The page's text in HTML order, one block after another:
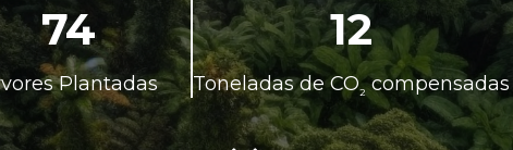
74
Plantadas
12
Toneladas de CO²compensadas